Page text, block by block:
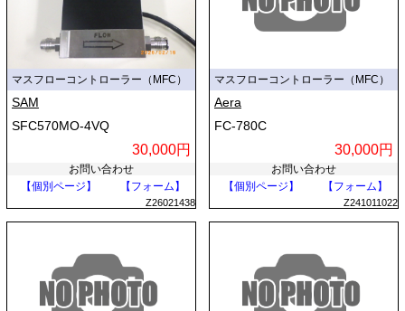
マスフローコントローラー（MFC）
SAM
SFC570MO-4VQ
30,000円
お問い合わせ
【個別ページ】
【フォーム】
Z26021438
マスフローコントローラー（MFC）
Aera
FC-780C
30,000円
お問い合わせ
【個別ページ】
【フォーム】
Z241011022